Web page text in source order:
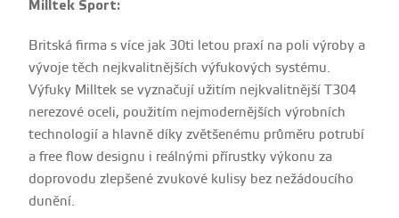
Milltek Sport:
Britská firma s více jak 30ti letou praxí na poli výroby a
vývoje těch nejkvalitnějších výfukových systému.
Výfuky Milltek se vyznačují užitím nejkvalitnější T304
nerezové oceli, použitím nejmodernějších výrobních
technologií a hlavně díky zvětšenému průměru potrubí
a free flow designu i reálnými přírustky výkonu za
doprovodu zlepšené zvukové kulisy bez nežádoucího
dunění.